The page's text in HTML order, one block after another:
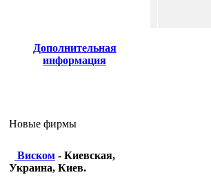
Дополнительная
информация
Новые фирмы
Виском - Киевская,
Украина, Киев.